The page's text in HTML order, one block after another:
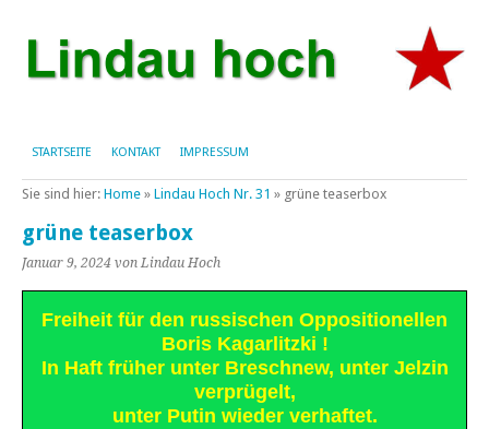
STARTSEITE KONTAKT IMPRESSUM
Sie sind hier: Home » Lindau Hoch Nr. 31 » grüne teaserbox
grüne teaserbox
Januar 9, 2024 von Lindau Hoch
Freiheit für den russischen Oppositionellen
Boris Kagarlitzki !
In Haft früher unter Breschnew, unter Jelzin
verprügelt,
unter Putin wieder verhaftet.